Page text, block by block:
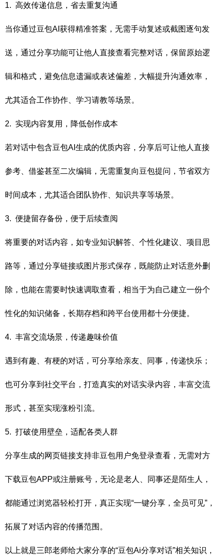
1. 高效传递信息，省去重复沟通
当你通过豆包AI获得精准答案，无需手动复述或截图逐句发
送，通过分享功能可让他人直接查看完整对话，保留原始逻
辑和格式，避免信息遗漏或表述偏差，大幅提升沟通效率，
尤其适合工作协作、学习请教等场景。
2. 实现内容复用，降低创作成本
若对话中包含豆包AI生成的优质内容，分享后可让他人直接
参考、借鉴甚至二次编辑，无需重复向豆包提问，节省双方
时间成本，尤其适合团队协作、知识共享等场景。
3. 便捷留存备份，便于后续查阅
将重要的对话内容，如专业知识解答、个性化建议、项目思
路等，通过分享链接或图片形式保存，既能防止对话意外删
除，也能在需要时快速调取查看，相当于为自己建立一份个
性化的知识储备，长期存档和跨平台使用都十分便捷。
4. 丰富交流场景，传递趣味价值
遇到有趣、有梗的对话，可分享给亲友、同事，传递快乐；
也可分享到社交平台，打造真实的对话实录内容，丰富交流
形式，甚至实现涨粉引流。
5. 打破使用壁垒，适配各类人群
分享生成的网页链接支持非豆包用户免登录查看，无需对方
下载豆包APP或注册账号，无论是老人、同事还是陌生人，
都能通过浏览器轻松打开，真正实现“一键分享，全员可见”，
拓展了对话内容的传播范围。
以上就是三郎老师给大家分享的“豆包Ai分享对话”相关知识，